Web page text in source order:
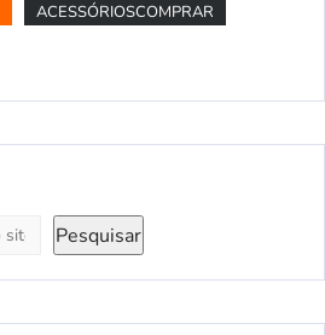
ACESSÓRIOSCOMPRAR
Pesquisar